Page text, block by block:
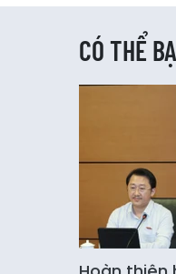
CÓ THỂ